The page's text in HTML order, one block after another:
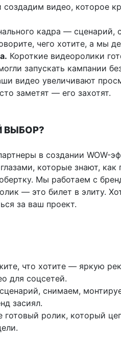
видео, которое
кадра — сценарий,
чего хотите, а мы
Короткие видеоролики
запускать кампании
видео увеличивают
заметят — его захотят.
в создании WOW-
которые знают, как
Мы работаем с
— это билет в элиту.
за ваш проект.
что хотите — яркую
для соцсетей.
снимаем,
засиял.
готовый ролик, который